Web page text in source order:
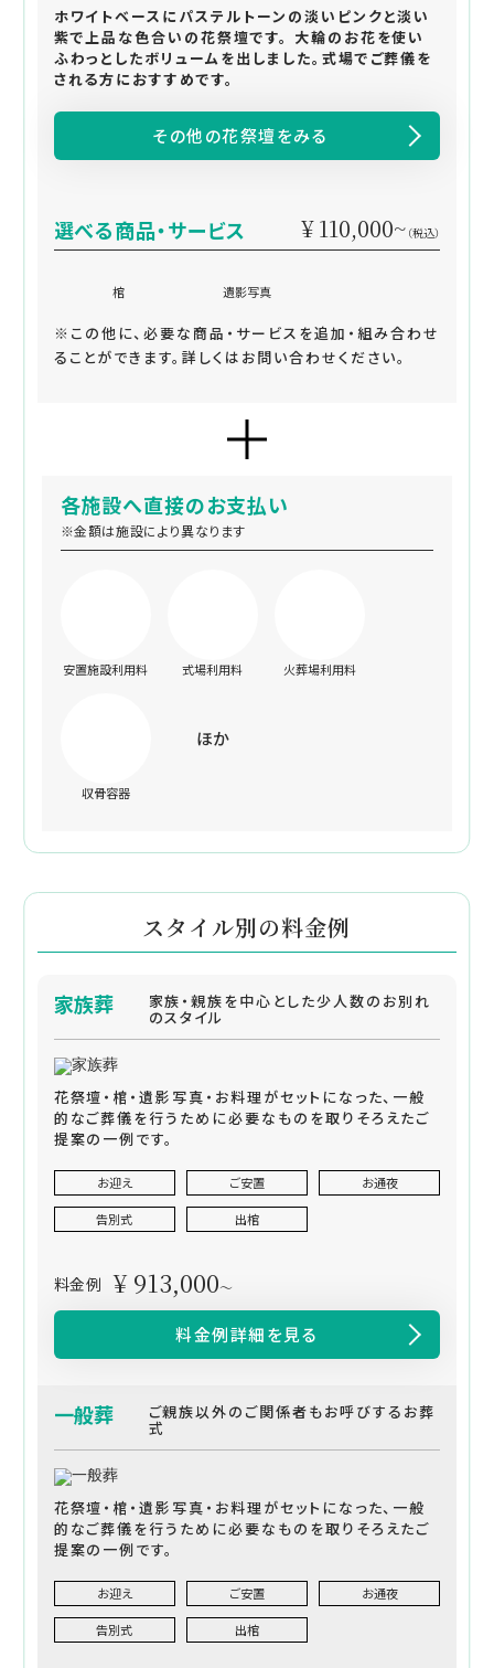
ホワイトベースにパステルトーンの淡いピンクと淡い
紫で上品な色合いの花祭壇です。 大輪のお花を使い
ふわっとしたボリュームを出しました。式場でご葬儀を
される方におすすめです。
その他の花祭壇をみる
選べる商品・サービス ¥ 110,000~ （税込）
棺 遺影写真
※この他に、必要な商品・サービスを追加・組み合わせ
ることができます。詳しくはお問い合わせください。
各施設へ直接のお支払い
※金額は施設により異なります
安置施設利用料 式場利用料 火葬場利用料
収骨容器
ほか
スタイル別の料金例
家族葬 家族・親族を中心とした少人数のお別れ
のスタイル
花祭壇・棺・遺影写真・お料理がセットになった、一般
的なご葬儀を行うために必要なものを取りそろえたご
提案の一例です。
お迎え ご安置 お通夜
告別式 出棺
料金例 ¥ 913,000～
料金例詳細を見る
一般葬 ご親族以外のご関係者もお呼びするお葬
式
花祭壇・棺・遺影写真・お料理がセットになった、一般
的なご葬儀を行うために必要なものを取りそろえたご
提案の一例です。
お迎え ご安置 お通夜
告別式 出棺